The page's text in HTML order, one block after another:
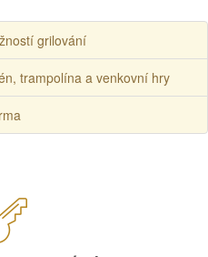
grilování
trampolína a venkovní hry